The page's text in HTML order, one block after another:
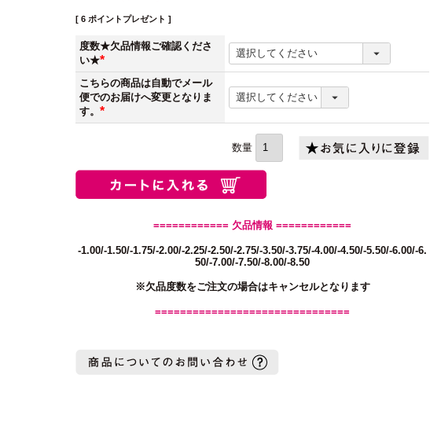
[ 6 ポイントプレゼント ]
度数★欠品情報ご確認くださ
い★
須)
こちらの商品は自動でメール
便でのお届けへ変更となりま
す。
(必
============ 欠品情報 ============
-1.00/-1.50/-1.75/-2.00/-2.25/-2.50/-2.75/-3.50/-3.75/-4.00/-4.50/-5.50/-6.00/-6.
50/-7.00/-7.50/-8.00/-8.50
※欠品度数をご注文の場合はキャンセルとなります
===============================